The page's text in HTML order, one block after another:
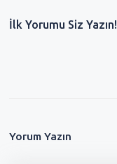
İlk Yorumu Siz Yazın!
Yorum Yazın